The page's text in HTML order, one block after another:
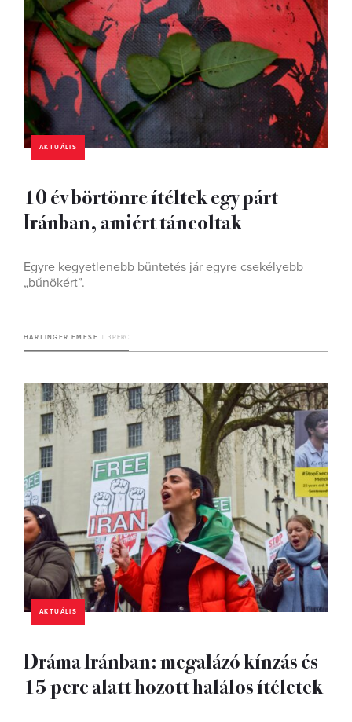
AKTUÁLIS
10 év börtönre ítéltek egy párt
Iránban, amiért táncoltak
Egyre kegyetlenebb büntetés jár egyre csekélyebb
„bűnökért”.
HARTINGER EMESE 3 PERC
AKTUÁLIS
Dráma Iránban: megalázó kínzás és
15 perc alatt hozott halálos ítéletek